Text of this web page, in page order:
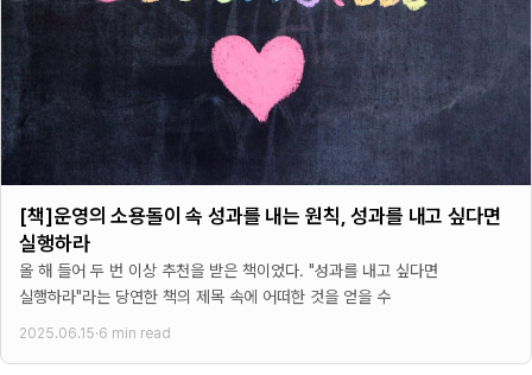
[책]운영의 소용돌이 속 성과를 내는 원칙, 성과를 내고 싶다면
실행하라
올 해 들어 두 번 이상 추천을 받은 책이었다. "성과를 내고 싶다면
실행하라"라는 당연한 책의 제목 속에 어떠한 것을 얻을 수
2025.06.15·6 min read